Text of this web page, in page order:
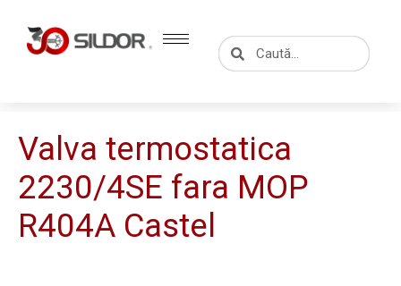
content
CautăCaută
Valva termostatica
2230/4SE fara MOP
R404A Castel